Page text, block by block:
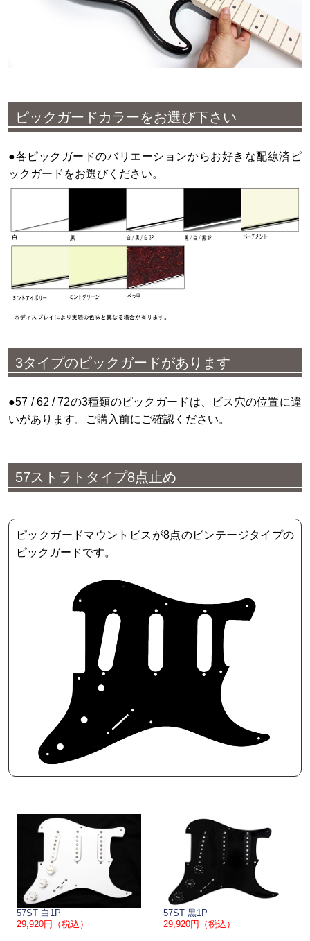
ピックガードカラーをお選び下さい
●各ピックガードのバリエーションからお好きな配線済ピ
ックガードをお選びください。
3タイプのピックガードがあります
●57 / 62 / 72の3種類のピックガードは、ビス穴の位置に違
いがあります。ご購入前にご確認ください。
57ストラトタイプ8点止め
ピックガードマウントビスが8点のビンテージタイプの
ピックガードです。
57ST 白1P
29,920円（税込）
57ST 黒1P
29,920円（税込）